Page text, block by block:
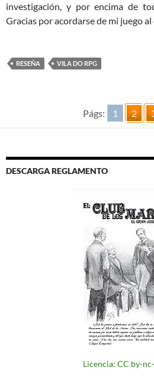
investigación, y por encima de
Gracias por acordarse de mi juego
RESEÑA VILA DO RPG
Págs: 1 2
DESCARGA REGLAMENTO
Licencia: CC by-